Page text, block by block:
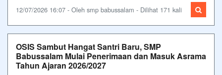
12/07/2026 16:07 - Oleh smp babussalam - Dilihat 171 kali
OSIS Sambut Hangat Santri Baru, SMP
Babussalam Mulai Penerimaan dan Masuk Asrama
Tahun Ajaran 2026/2027